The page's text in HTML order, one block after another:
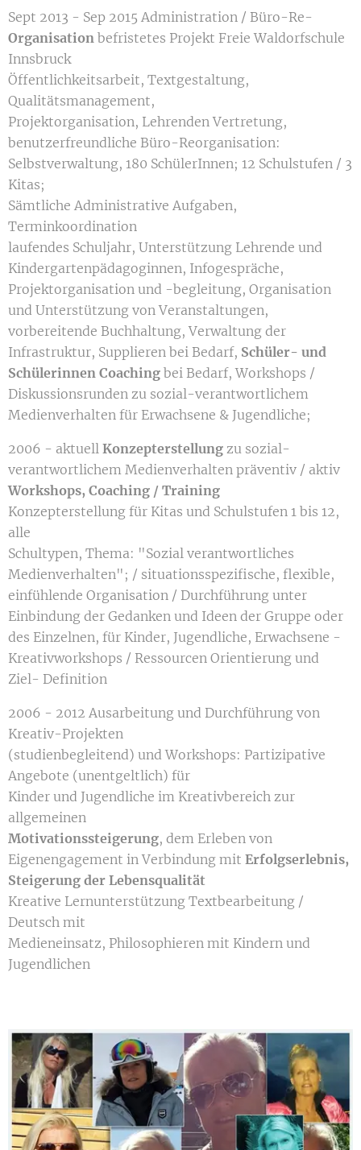
Sept 2013 - Sep 2015 Administration / Büro-Re-
Organisation befristetes Projekt Freie Waldorfschule
Innsbruck
Öffentlichkeitsarbeit, Textgestaltung,
Qualitätsmanagement,
Projektorganisation, Lehrenden Vertretung,
benutzerfreundliche Büro-Reorganisation:
Selbstverwaltung, 180 SchülerInnen; 12 Schulstufen / 3
Kitas;
Sämtliche Administrative Aufgaben,
Terminkoordination
laufendes Schuljahr, Unterstützung Lehrende und
Kindergartenpädagoginnen, Infogespräche,
Projektorganisation und -begleitung, Organisation
und Unterstützung von Veranstaltungen,
vorbereitende Buchhaltung, Verwaltung der
Infrastruktur, Supplieren bei Bedarf, Schüler- und
Schülerinnen Coaching bei Bedarf, Workshops /
Diskussionsrunden zu sozial-verantwortlichem
Medienverhalten für Erwachsene & Jugendliche;
2006 - aktuell Konzepterstellung zu sozial-
verantwortlichem Medienverhalten präventiv / aktiv
Workshops, Coaching / Training
Konzepterstellung für Kitas und Schulstufen 1 bis 12,
alle
Schultypen, Thema: "Sozial verantwortliches
Medienverhalten"; / situationsspezifische, flexible,
einfühlende Organisation / Durchführung unter
Einbindung der Gedanken und Ideen der Gruppe oder
des Einzelnen, für Kinder, Jugendliche, Erwachsene -
Kreativworkshops / Ressourcen Orientierung und
Ziel- Definition
2006 - 2012 Ausarbeitung und Durchführung von
Kreativ-Projekten
(studienbegleitend) und Workshops: Partizipative
Angebote (unentgeltlich) für
Kinder und Jugendliche im Kreativbereich zur
allgemeinen
Motivationssteigerung, dem Erleben von
Eigenengagement in Verbindung mit Erfolgserlebnis,
Steigerung der Lebensqualität
Kreative Lernunterstützung Textbearbeitung /
Deutsch mit
Medieneinsatz, Philosophieren mit Kindern und
Jugendlichen